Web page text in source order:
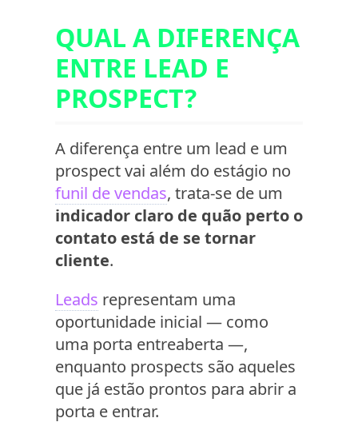
QUAL A DIFERENÇA
ENTRE LEAD E
PROSPECT?
A diferença entre um lead e um
prospect vai além do estágio no
funil de vendas, trata-se de um
indicador claro de quão perto o
contato está de se tornar
cliente.
Leads representam uma
oportunidade inicial — como
uma porta entreaberta —,
enquanto prospects são aqueles
que já estão prontos para abrir a
porta e entrar.